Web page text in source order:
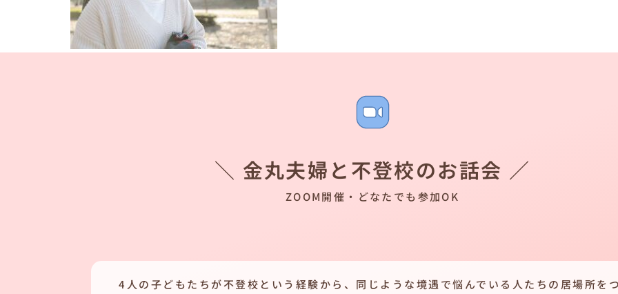
＼ 金丸夫婦と不登校のお話会 ／
ZOOM開催・どなたでも参加OK
4人の子どもたちが不登校という経験から、同じような境遇で悩んでいる人たちの居場所を